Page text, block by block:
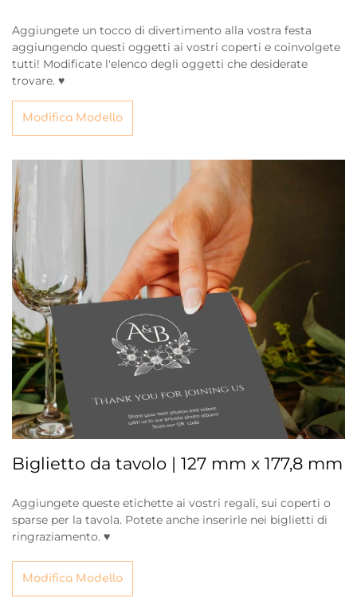
Aggiungete un tocco di divertimento alla vostra festa
aggiungendo questi oggetti ai vostri coperti e coinvolgete
tutti! Modificate l'elenco degli oggetti che desiderate
trovare. ♥
Modifica Modello
Biglietto da tavolo | 127 mm x 177,8 mm
Aggiungete queste etichette ai vostri regali, sui coperti o
sparse per la tavola. Potete anche inserirle nei biglietti di
ringraziamento. ♥
Modifica Modello